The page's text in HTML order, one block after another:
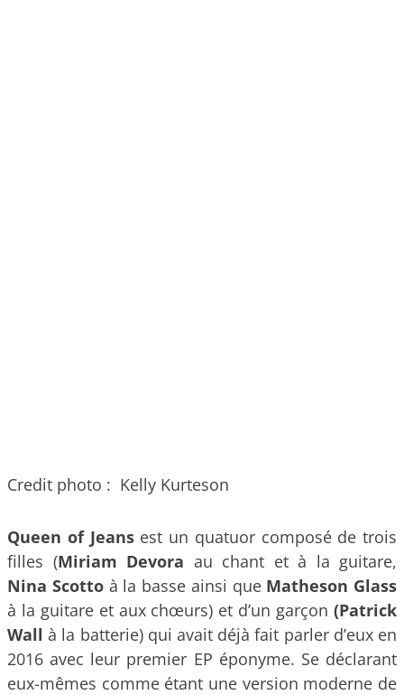
Credit photo : Kelly Kurteson
Queen of Jeansest un quatuor composé de trois
filles (Miriam Devora au chant et à la guitare,
Nina Scottoà la basse ainsi que Matheson Glass
à la guitare et aux chœurs) et d’un garçon (Patrick
Wall à la batterie) qui avait déjà fait parler d’eux en
2016 avec leur premier EP éponyme. Se déclarant
eux-mêmes comme étant une version moderne de